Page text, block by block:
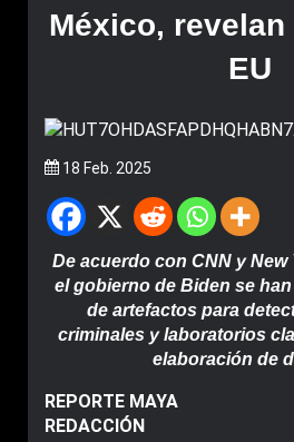
México,
EU
18 Feb. 2025
De acuerdo con CNN y New
el gobierno de Biden se
de artefactos para
criminales y laboratorios
elaboración de
REPORTE MAYA
REDACCIÓN